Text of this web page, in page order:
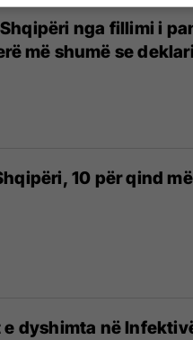
nga fillimi i
më shumë se
10 për qind
dyshimta në